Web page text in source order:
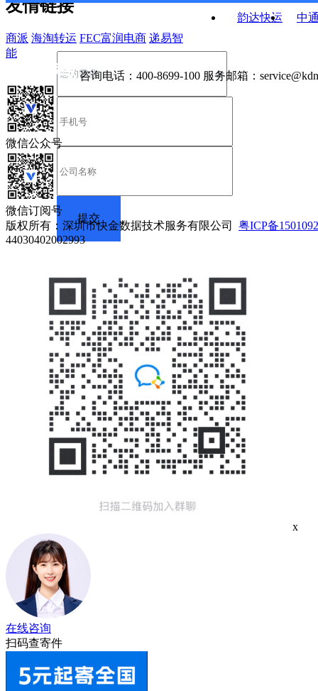
韵达快运
中
友情链接
商派 海淘转运 FEC富润电商 递易智
能
咨询电话： 400-8699-100 服务邮箱：
微信公众号
微信订阅号
版权所有：深圳市快金数据技术服务有限公司 粤ICP备
44030402002993
x
在线咨询
扫码查寄件